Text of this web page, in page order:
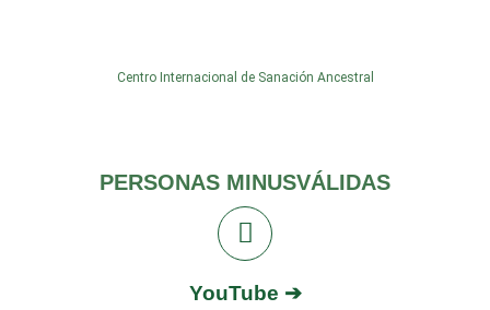
Centro Internacional de Sanación Ancestral
PERSONAS MINUSVÁLIDAS
YouTube ➔